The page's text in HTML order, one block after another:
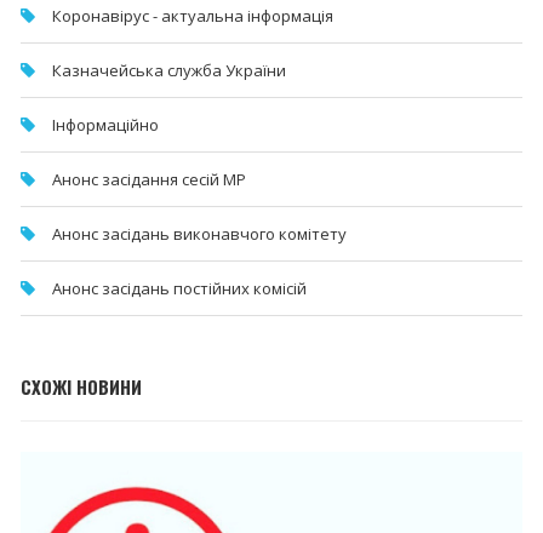
Коронавірус - актуальна інформація
Казначейська служба України
Інформаційно
Анонс засідання сесій МР
Анонс засідань виконавчого комітету
Анонс засідань постійних комісій
СХОЖІ НОВИНИ